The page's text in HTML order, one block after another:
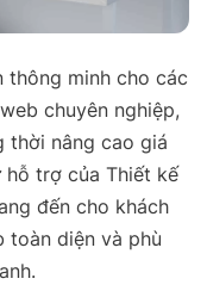
thông minh cho các
chuyên nghiệp,
thời nâng cao giá
hỗ trợ của Thiết kế
đến cho khách
toàn diện và phù